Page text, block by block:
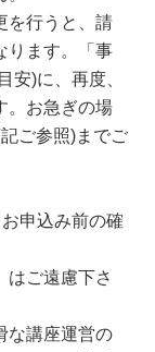
を行うと、請
ります。「事
安)に、再度、
。お急ぎの場
ご参照)までご
申込み前の確
はご遠慮下さ
な講座運営の